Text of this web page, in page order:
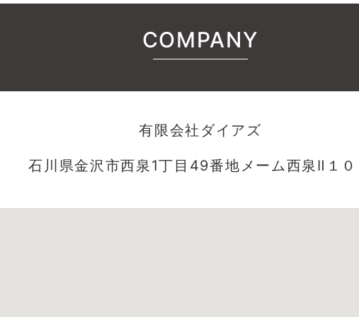
COMPANY
有限会社ダイアズ
石川県金沢市西泉1丁目49番地メーム西泉Ⅱ１